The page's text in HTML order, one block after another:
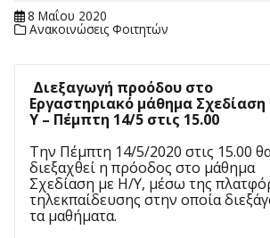
8 Μαΐου 2020
Ανακοινώσεις Φοιτητών
Διεξαγωγή προόδου στο
Εργαστηριακό μάθημα
Υ – Πέμπτη 14/5 στις 15.00
Την Πέμπτη 14/5/2020 στις 15.00
διεξαχθεί η πρόοδος στο μάθημα
Σχεδίαση με Η/Υ, μέσω της
τηλεκπαίδευσης στην οποία
τα μαθήματα.